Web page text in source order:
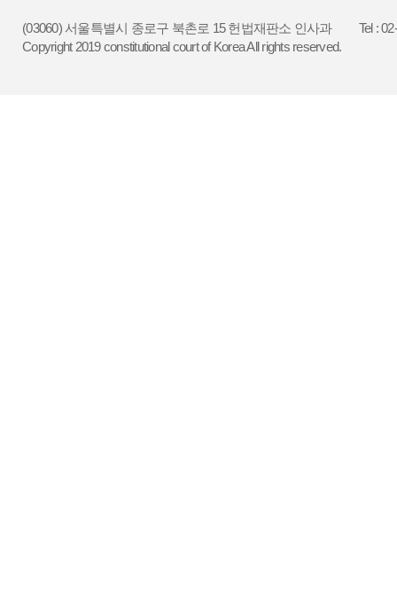
(03060) 서울특별시 종로구 북촌로 15 헌법재판소 인사과
Tel :
Copyright 2019 constitutional court of Korea All rights reserved.